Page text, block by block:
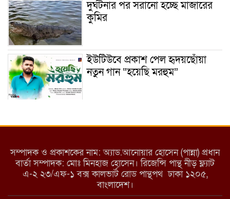
দুর্ঘটনার পর সরানো হচ্ছে মাজারের
কুমির
ইউটিউবে প্রকাশ পেল হৃদয়ছোঁয়া
নতুন গান “হয়েছি মরহুম”
মরণ নেশা
মাধবপুরে কমিউনিটি ক্লিনিকে
অনিয়মের অভিযোগ
সম্পাদক ও প্রকাশকের নাম: অ্যাড.আনোয়ার হোসেন (পান্না) প্রধান
বার্তা সম্পাদক: মোঃ মিনহাজ হোসেন। রিজেন্সি পান্থ নীড় ফ্ল্যাট
এ-২ ২৩/এফ-১ বক্স কালভার্ট রোড পান্থপথ ঢাকা ১২০৫,
বাংলাদেশ।